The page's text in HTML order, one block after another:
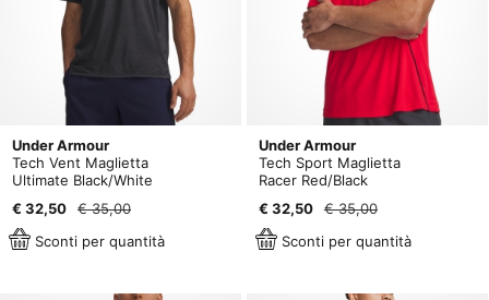
Under Armour
Tech Vent Maglietta
Ultimate Black/White
€ 32,50
€ 35,00
Sconti per quantità
Under Armour
Tech Sport Maglietta
Racer Red/Black
€ 32,50
€ 35,00
Sconti per quantità